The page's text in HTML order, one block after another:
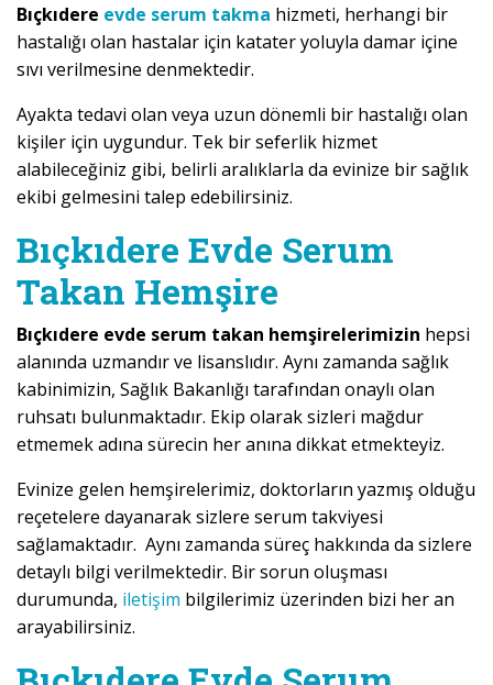
Bıçkıdere evde serum takma hizmeti, herhangi bir
hastalığı olan hastalar için katater yoluyla damar içine
sıvı verilmesine denmektedir.
Ayakta tedavi olan veya uzun dönemli bir hastalığı olan
kişiler için uygundur. Tek bir seferlik hizmet
alabileceğiniz gibi, belirli aralıklarla da evinize bir sağlık
ekibi gelmesini talep edebilirsiniz.
Bıçkıdere Evde Serum
Takan Hemşire
Bıçkıdere evde serum takan hemşirelerimizin hepsi
alanında uzmandır ve lisanslıdır. Aynı zamanda sağlık
kabinimizin, Sağlık Bakanlığı tarafından onaylı olan
ruhsatı bulunmaktadır. Ekip olarak sizleri mağdur
etmemek adına sürecin her anına dikkat etmekteyiz.
Evinize gelen hemşirelerimiz, doktorların yazmış olduğu
reçetelere dayanarak sizlere serum takviyesi
sağlamaktadır. Aynı zamanda süreç hakkında da sizlere
detaylı bilgi verilmektedir. Bir sorun oluşması
durumunda, iletişim bilgilerimiz üzerinden bizi her an
arayabilirsiniz.